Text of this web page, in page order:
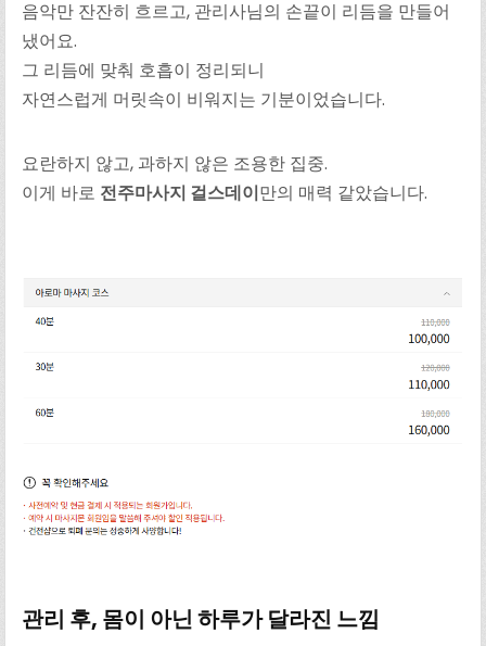
음악만 잔잔히 흐르고, 관리사님의 손끝이 리듬을 만들어
냈어요.
그 리듬에 맞춰 호흡이 정리되니
자연스럽게 머릿속이 비워지는 기분이었습니다.
요란하지 않고, 과하지 않은 조용한 집중.
이게 바로 전주마사지 걸스데이만의 매력 같았습니다.
관리 후, 몸이 아닌 하루가 달라진 느낌